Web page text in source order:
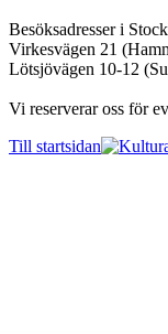
Besöksadresser i
Virkesvägen 21
Lötsjövägen 10-12
Vi reserverar oss för
Till startsidan